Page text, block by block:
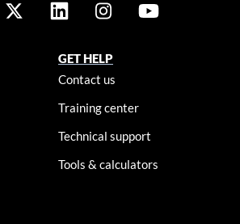
GET HELP
Contact us
Training center
Technical support
Tools & calculators